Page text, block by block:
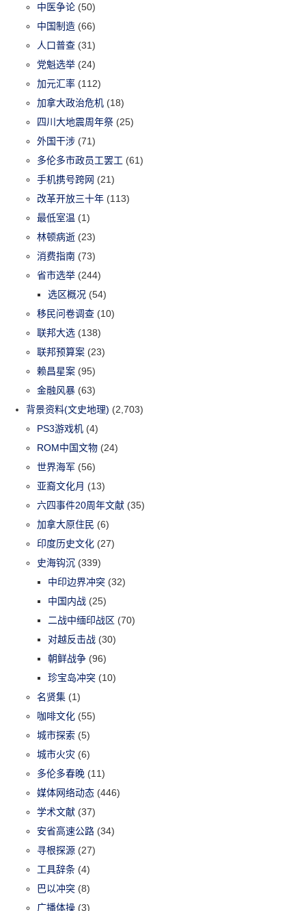
中医争论 (50)
中国制造 (66)
人口普查 (31)
党魁选举 (24)
加元汇率 (112)
加拿大政治危机 (18)
四川大地震周年祭 (25)
外国干涉 (71)
多伦多市政员工罢工 (61)
手机携号跨网 (21)
改革开放三十年 (113)
最低室温 (1)
林顿病逝 (23)
消费指南 (73)
省市选举 (244)
选区概况 (54)
移民问卷调查 (10)
联邦大选 (138)
联邦预算案 (23)
赖昌星案 (95)
金融风暴 (63)
背景资料(文史地理) (2,703)
PS3游戏机 (4)
ROM中国文物 (24)
世界海军 (56)
亚裔文化月 (13)
六四事件20周年文献 (35)
加拿大原住民 (6)
印度历史文化 (27)
史海钩沉 (339)
中印边界冲突 (32)
中国内战 (25)
二战中缅印战区 (70)
对越反击战 (30)
朝鲜战争 (96)
珍宝岛冲突 (10)
名贤集 (1)
咖啡文化 (55)
城市探索 (5)
城市火灾 (6)
多伦多春晚 (11)
媒体网络动态 (446)
学术文献 (37)
安省高速公路 (34)
寻根探源 (27)
工具辞条 (4)
巴以冲突 (8)
广播体操 (3)